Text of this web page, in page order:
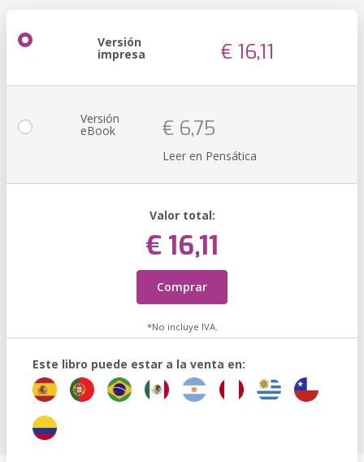
Versión
impresa € 16,11
Versión
eBook € 6,75
Leer en Pensática
Valor total:
€ 16,11
Comprar
*No incluye IVA.
Este libro puede estar a la venta en: